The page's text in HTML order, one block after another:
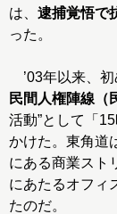
は、 逮捕覚悟で
った。
’03年以来、初
民間人権陣線（
活動”として「
かけた。東角道
にある商業スト
にあたるオフィ
たのだ。